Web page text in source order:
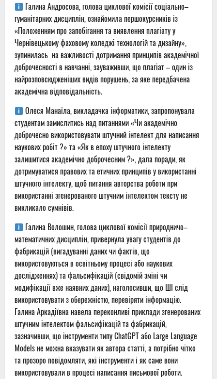
Галина Андросова, голова циклової комісії соціально–
гуманітарних дисциплін, ознайомила першокурсників із
«Положенням про запобігання та виявлення плагіату у
Чернівецькому фаховому коледжі технологій та дизайну»,
зупинилась на важливості дотримання принципів академічної
доброчесності в навчанні, зауваживши, що плагіат – один із
найрозповсюдженіших видів порушень, за яке передбачена
академічна відповідальність.
Олеся Манаїла, викладачка інформатики, запропонувала
студентам замислитись над питаннями «Чи академічно
доброчесно використовувати штучний інтелект для написання
наукових робіт ?» та «Як в епоху штучного інтелекту
залишитися академічно доброчесним ?», дала поради, як
дотримуватися правових та етичних принципів у використанні
штучного інтелекту, щоб питання авторства роботи при
використанні згенерованого штучним інтелектом тексту не
викликало сумнівів.
Галина Волошин, голова циклової комісії природничо–
математичних дисциплін, привернула увагу студентів до
фабрикацій (вигадуванні даних чи фактів, що
використовуються в освітньому процесі або наукових
дослідженнях) та фальсифікацій (свідомій зміні чи
модифікації вже наявних даних), наголосивши, що ШІ слід
використовувати з обережністю, перевіряти інформацію.
Галина Аркадіївна навела переконливі приклади згенерованих
штучним інтелектом фальсифікацій та фабрикацій,
зазначивши, що інструменти типу ChatGPT або Large Language
Models не можна вказувати як автора статті, а потрібно чітко
та прозоро повідомляти, які інструменти і як саме вони
використовували в процесі написання письмової роботи.